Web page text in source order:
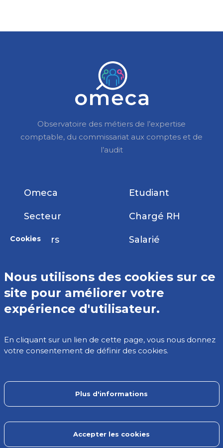
Observatoire des métiers de l’expertise
comptable, du commissariat aux comptes et de
l’audit
Omeca
Secteur
Métiers
Etudiant
Chargé RH
Salarié
Comparateur de métiers
Les outils
Contact
Cookies
Nous utilisons des cookies sur ce
site pour améliorer votre
expérience d'utilisateur.
En cliquant sur un lien de cette page, vous nous donnez
votre consentement de définir des cookies.
Plus d'informations
Accepter les cookies